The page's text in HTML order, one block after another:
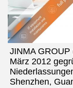
JINMA
März 2012
Shenzhen,